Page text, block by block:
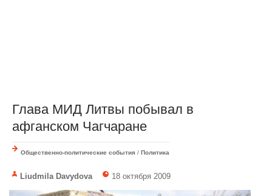
Глава МИД Литвы побывал в
афганском Чагчаране
Общественно-политические события / Политика
Liudmila Davydova 18 октября 2009